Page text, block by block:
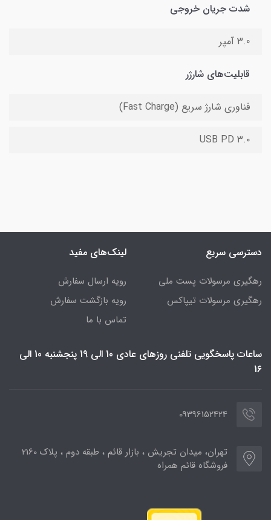
شدت جریان خروجی
3.0 آمپر
قابلیت‌های شارژر
فناوری شارژ سریع (Fast Charge)
USB PD ۳.۰
دسترسی سریع
رهگیری مرسولات پست ملی
رهگیری مرسولات تیپاکس
لینک‌های مفید
رویه ارسال سفارش
رویه بازگشت سفارش
تماس با ما
ساعات پاسخگویی تلفنی روزهای عادی 10 الی 19 پنجشنبه 10 الی
16
09396152424
تهران، میدان تجریش ، بازار قائم ، طبقه دوم ، پلاک 2160
فروشگاه قائم همراه